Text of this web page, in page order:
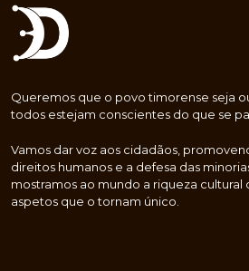
Queremos que o povo timorense seja
todos estejam conscientes do que se
Vamos dar voz aos cidadãos,
direitos humanos e a defesa das
mostramos ao mundo a riqueza cultural
aspetos que o tornam único.